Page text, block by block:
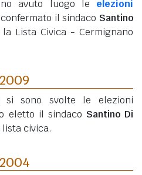
avuto luogo le elezioni
il sindaco Santino
Lista Civica - Cermignano
sono svolte le elezioni
eletto il sindaco Santino Di
civica.